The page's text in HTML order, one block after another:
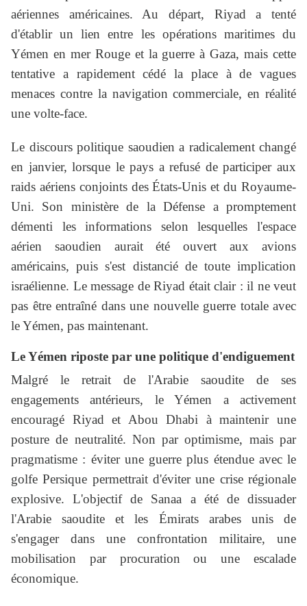
aériennes américaines. Au départ, Riyad a tenté
d'établir un lien entre les opérations maritimes du
Yémen en mer Rouge et la guerre à Gaza, mais cette
tentative a rapidement cédé la place à de vagues
menaces contre la navigation commerciale, en réalité
une volte-face.
Le discours politique saoudien a radicalement changé
en janvier, lorsque le pays a refusé de participer aux
raids aériens conjoints des États-Unis et du Royaume-
Uni. Son ministère de la Défense a promptement
démenti les informations selon lesquelles l'espace
aérien saoudien aurait été ouvert aux avions
américains, puis s'est distancié de toute implication
israélienne. Le message de Riyad était clair : il ne veut
pas être entraîné dans une nouvelle guerre totale avec
le Yémen, pas maintenant.
Le Yémen riposte par une politique d'endiguement
Malgré le retrait de l'Arabie saoudite de ses
engagements antérieurs, le Yémen a activement
encouragé Riyad et Abou Dhabi à maintenir une
posture de neutralité. Non par optimisme, mais par
pragmatisme : éviter une guerre plus étendue avec le
golfe Persique permettrait d'éviter une crise régionale
explosive. L'objectif de Sanaa a été de dissuader
l'Arabie saoudite et les Émirats arabes unis de
s'engager dans une confrontation militaire, une
mobilisation par procuration ou une escalade
économique.